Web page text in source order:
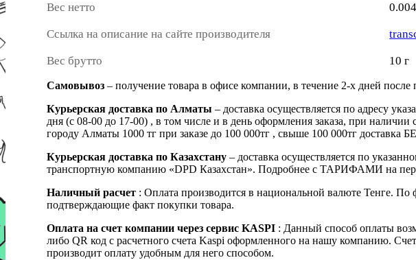
Вес нетто
Ссылка на описание на сайте производителя
Вес брутто 10 г
Самовывоз – получение товара в офисе компании, в течение 2-х дней
Курьерская доставка по Алматы – доставка осуществляется по адресу
дня (с 08-00 до 17-00) , в том числе и в день оформления заказа, при
городу Алматы 1000 тг при заказе до 100 000тг , свыше 100 000тг
Курьерская доставка по Казахстану – доставка осуществляется по
транспортную компанию «DPD Казахстан». Подробнее с ТАРИФАМИ на
Наличный расчет : Оплата производится в национальной валюте Тенге.
подтверждающие факт покупки товара.
Оплата на счет компании через сервис KASPI : Данный способ оплаты
либо QR код с расчетного счета Kaspi оформленного на нашу компанию.
производит оплату удобным для него способом.